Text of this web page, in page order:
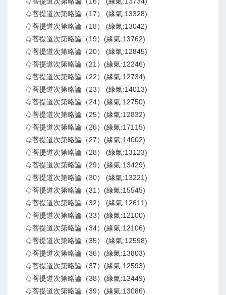
♤菩提道次第略論（17） (緣氣:13328)
♤菩提道次第略論（18） (緣氣:13042)
♤菩提道次第略論（19）(緣氣:13762)
♤菩提道次第略論（20） (緣氣:12845)
♤菩提道次第略論（21）(緣氣:12246)
♤菩提道次第略論（22）(緣氣:12734)
♤菩提道次第略論（23） (緣氣:14013)
♤菩提道次第略論（24）(緣氣:12750)
♤菩提道次第略論（25）(緣氣:12832)
♤菩提道次第略論（26）(緣氣:17115)
♤菩提道次第略論（27）(緣氣:14002)
♤菩提道次第略論（28） (緣氣:13123)
♤菩提道次第略論（29）(緣氣:13429)
♤菩提道次第略論（30） (緣氣:13221)
♤菩提道次第略論（31）(緣氣:15545)
♤菩提道次第略論（32） (緣氣:12611)
♤菩提道次第略論（33）(緣氣:12100)
♤菩提道次第略論（34）(緣氣:12106)
♤菩提道次第略論（35） (緣氣:12598)
♤菩提道次第略論（36）(緣氣:13803)
♤菩提道次第略論（37）(緣氣:12593)
♤菩提道次第略論（38）(緣氣:13449)
♤菩提道次第略論（39）(緣氣:13086)